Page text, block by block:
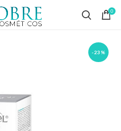
0
-23%